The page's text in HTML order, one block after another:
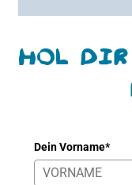
Hol Dir
Dein Vorname*